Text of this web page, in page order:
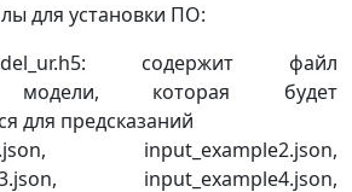
для установки ПО:
содержит файл
модели, которая будет
для предсказаний
input_example2.json,
input_example4.json,